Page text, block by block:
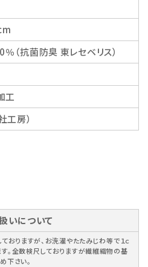
（抗菌防臭 東レセベリス）
工
工房）
いについて
りますが、お洗濯やたたみじわ等で１ｃ
。全数検尺しておりますが繊維織物の基
下さい。